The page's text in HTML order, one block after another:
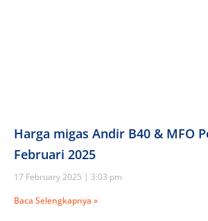
Harga migas Andir B40 & MFO
Februari 2025
17 February 2025
3:03 pm
Baca Selengkapnya »